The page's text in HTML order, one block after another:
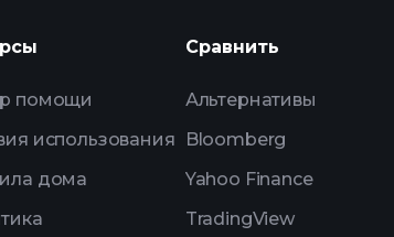
ежедневным рыночным анализам,
помощи
использования
дома
Сравнить
Альтернативы
Bloomberg
Yahoo Finance
TradingView